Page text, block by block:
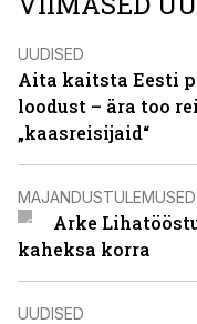
UUDISED
Aita kaitsta Eesti
loodust – ära too
„kaasreisijaid“
MAJANDUSTULEMUSED
Arke
kaheksa korra
UUDISED